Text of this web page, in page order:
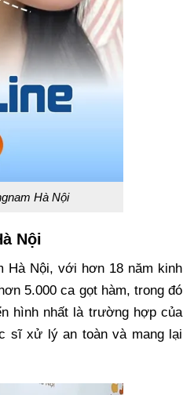
Hà Nội
Nội
Hà Nội, với hơn 18 năm kinh
5.000 ca gọt hàm, trong đó
hình nhất là trường hợp của
sĩ xử lý an toàn và mang lại